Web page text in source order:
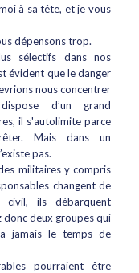
à sa tête, et je vous
dépensons trop.
sélectifs dans nos
évident que le danger
nous concentrer
d’un grand
il s'autolimite parce
Mais dans un
pas.
militaires y compris
changent de
ils débarquent
donc deux groupes qui
jamais le temps de
pourraient être